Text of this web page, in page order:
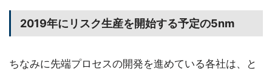
2019年にリスク生産を開始する予定の5nm
ちなみに先端プロセスの開発を進めている各社は、と